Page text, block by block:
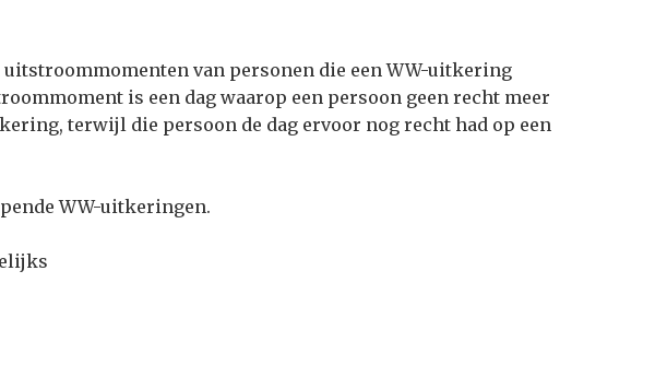
uitstroommomenten van personen die een WW-uitkering
is een dag waarop een persoon geen recht meer
terwijl die persoon de dag ervoor nog recht had op een
WW-uitkeringen.